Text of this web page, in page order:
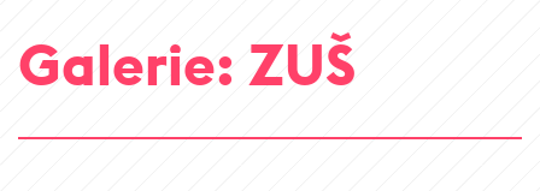
Galerie: ZUŠ